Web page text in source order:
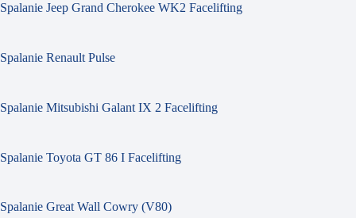
Spalanie Jeep Grand Cherokee WK2 Facelifting
Spalanie Renault Pulse
Spalanie Mitsubishi Galant IX 2 Facelifting
Spalanie Toyota GT 86 I Facelifting
Spalanie Great Wall Cowry (V80)